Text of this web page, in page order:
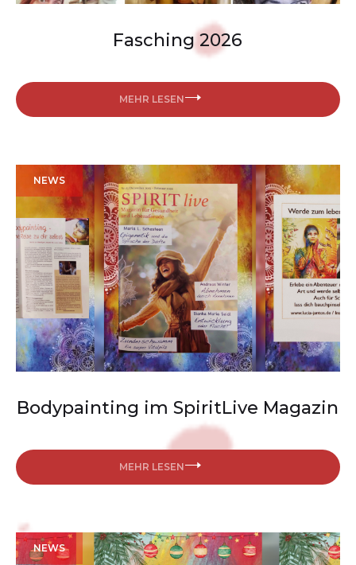
Fasching 2026
MEHR LESEN
NEWS
Bodypainting im SpiritLive Magazin
MEHR LESEN
NEWS